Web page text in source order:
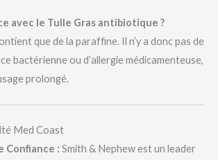
avec le Tulle Gras antibiotique ?
que de la paraffine. Il n’y a donc pas de
bactérienne ou d’allergie médicamenteuse,
prolongé.
Med Coast
Confiance : Smith & Nephew est un leader